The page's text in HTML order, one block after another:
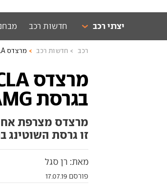
יצרני רכב חדשות רכב
רכב חדשות רכב מרצדס CLA שוטינג ברייק: עכשיו בגרסת AMG
בגרסת AMG
זו גרסת השוטינג
מאת: רן סגל
פורסם 17.07.19